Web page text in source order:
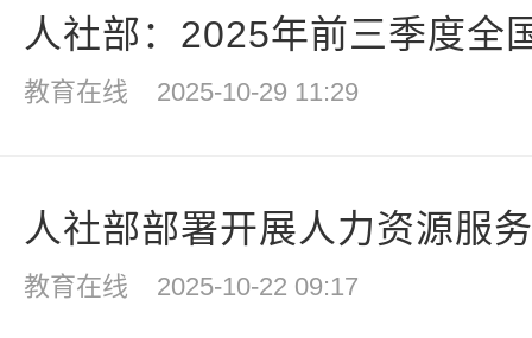
人社部：2025年前三季度全
教育在线 2025-10-29 11:29
人社部部署开展人力资源服
教育在线 2025-10-22 09:17